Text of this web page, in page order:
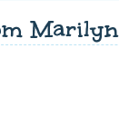
Marilyn